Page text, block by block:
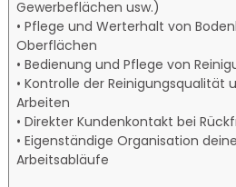
Gewerbeflächen usw.)
• Pflege und Werterhalt von
Oberflächen
• Bedienung und Pflege von
• Kontrolle der
Arbeiten
• Direkter Kundenkontakt bei
• Eigenständige Organisation
Arbeitsabläufe